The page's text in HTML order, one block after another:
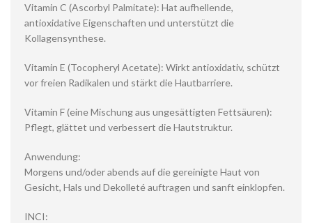
Vitamin C (Ascorbyl Palmitate): Hat aufhellende,
antioxidative Eigenschaften und unterstützt die
Kollagensynthese.
Vitamin E (Tocopheryl Acetate): Wirkt antioxidativ, schützt
vor freien Radikalen und stärkt die Hautbarriere.
Vitamin F (eine Mischung aus ungesättigten Fettsäuren):
Pflegt, glättet und verbessert die Hautstruktur.
Anwendung:
Morgens und/oder abends auf die gereinigte Haut von
Gesicht, Hals und Dekolleté auftragen und sanft einklopfen.
INCI: